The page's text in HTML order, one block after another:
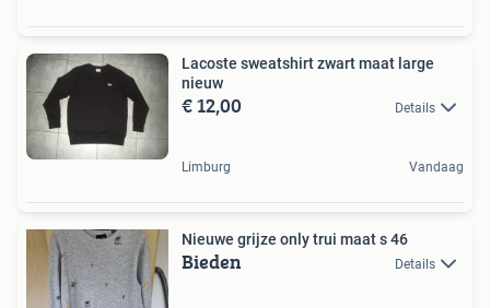
Lacoste sweatshirt zwart maat large
nieuw
€ 12,00 Details
Limburg Vandaag
Nieuwe grijze only trui maat s 46
Bieden Details